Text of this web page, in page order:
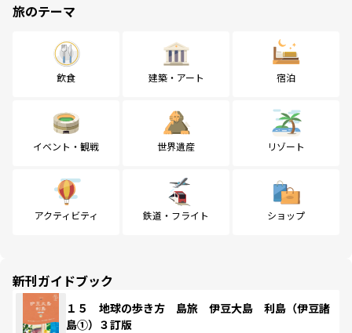
旅のテーマ
飲食 建築・アート 宿泊
イベント・観戦 世界遺産 リゾート
アクティビティ 鉄道・フライト ショップ
新刊ガイドブック
１５ 地球の歩き方 島旅 伊豆大島 利島（伊豆諸
島①）３訂版